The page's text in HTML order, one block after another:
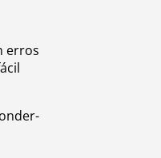
erros